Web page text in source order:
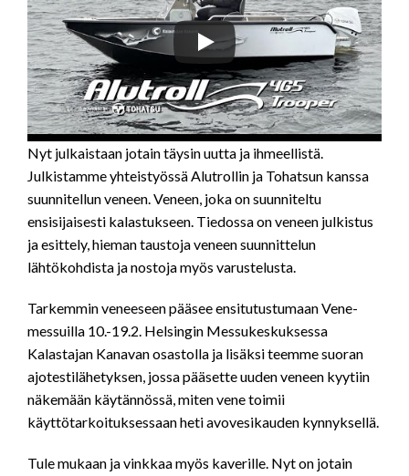
Nyt julkaistaan jotain täysin uutta ja ihmeellistä.
Julkistamme yhteistyössä Alutrollin ja Tohatsun kanssa
suunnitellun veneen. Veneen, joka on suunniteltu
ensisijaisesti kalastukseen. Tiedossa on veneen julkistus
ja esittely, hieman taustoja veneen suunnittelun
lähtökohdista ja nostoja myös varustelusta.
Tarkemmin veneeseen pääsee ensitutustumaan Vene-
messuilla 10.-19.2. Helsingin Messukeskuksessa
Kalastajan Kanavan osastolla ja lisäksi teemme suoran
ajotestilähetyksen, jossa pääsette uuden veneen kyytiin
näkemään käytännössä, miten vene toimii
käyttötarkoituksessaan heti avovesikauden kynnyksellä.
Tule mukaan ja vinkkaa myös kaverille. Nyt on jotain